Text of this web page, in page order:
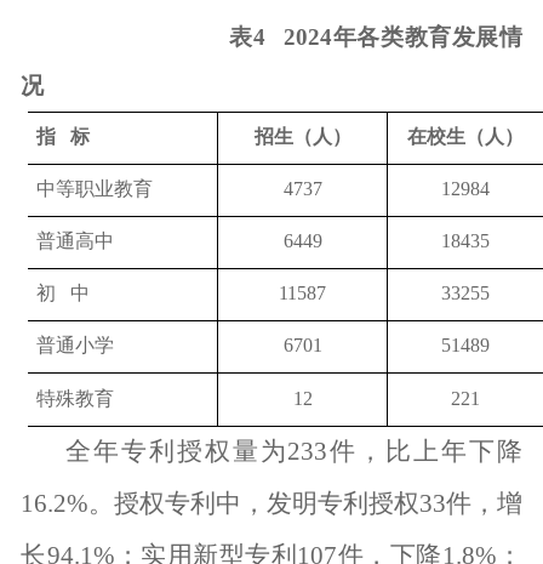
表4 2024年各类教育发展情
况
指 标 招生（人） 在校生（人）
中等职业教育 4737 12984
普通高中 6449 18435
初 中 11587 33255
普通小学 6701 51489
特殊教育 12 221
全年专利授权量为233件，比上年下降
16.2%。授权专利中，发明专利授权33件，增
长94.1% ；实用新型专利 107件，下降1.8% ；